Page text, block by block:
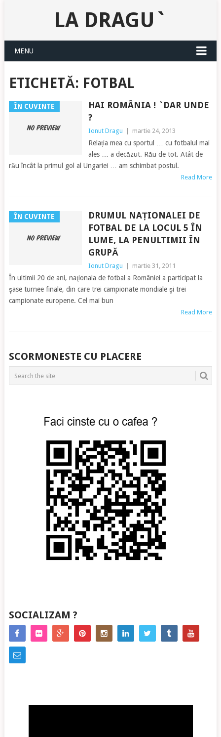
LA DRAGU`
MENU
ETICHETĂ: FOTBAL
ÎN CUVINTE
HAI ROMÂNIA ! `DAR UNDE
?
Ionut Dragu martie 24, 2013
Relația mea cu sportul … cu fotbalul mai
ales … a decăzut. Rău de tot. Atât de
rău încât la primul gol al Ungariei … am schimbat postul.
Read More
ÎN CUVINTE
DRUMUL NAȚIONALEI DE
FOTBAL DE LA LOCUL 5 ÎN
LUME, LA PENULTIMII ÎN
GRUPĂ
Ionut Dragu martie 31, 2011
În ultimii 20 de ani, naţionala de fotbal a României a participat la
şase turnee finale, din care trei campionate mondiale şi trei
campionate europene. Cel mai bun
Read More
POSTS
NAVIGATION
SCORMONESTE CU PLACERE
SOCIALIZAM ?